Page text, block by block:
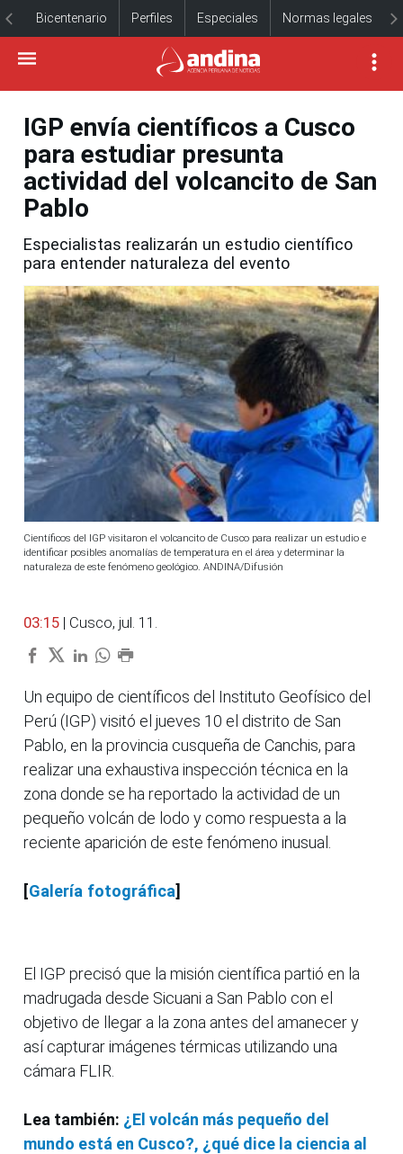
Bicentenario Perfiles Especiales Normas legales
IGP envía científicos a Cusco
para estudiar presunta
actividad del volcancito de San
Pablo
Especialistas realizarán un estudio científico
para entender naturaleza del evento
Científicos del IGP visitaron el volcancito de Cusco para realizar un estudio e
identificar posibles anomalías de temperatura en el área y determinar la
naturaleza de este fenómeno geológico. ANDINA/Difusión
03:15 | Cusco, jul. 11.
Un equipo de científicos del Instituto Geofísico del
Perú (IGP) visitó el jueves 10 el distrito de San
Pablo, en la provincia cusqueña de Canchis, para
realizar una exhaustiva inspección técnica en la
zona donde se ha reportado la actividad de un
pequeño volcán de lodo y como respuesta a la
reciente aparición de este fenómeno inusual.
[Galería fotográfica]
El IGP precisó que la misión científica partió en la
madrugada desde Sicuani a San Pablo con el
objetivo de llegar a la zona antes del amanecer y
así capturar imágenes térmicas utilizando una
cámara FLIR.
Lea también: ¿El volcán más pequeño del
mundo está en Cusco?, ¿qué dice la ciencia al